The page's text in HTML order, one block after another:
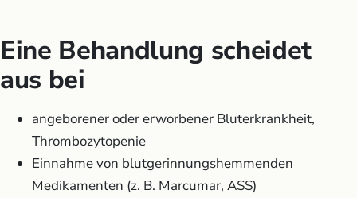
Eine Behandlung scheidet
aus bei
angeborener oder erworbener Bluterkrankheit,
Thrombozytopenie
Einnahme von blutgerinnungshemmenden
Medikamenten (z. B. Marcumar, ASS)